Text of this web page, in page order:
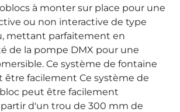
à monter sur place pour une
ou non interactive de type
mettant parfaitement en
de la pompe DMX pour une
Ce système de fontaine
être facilement Ce système de
peut être facilement
d'un trou de 300 mm de